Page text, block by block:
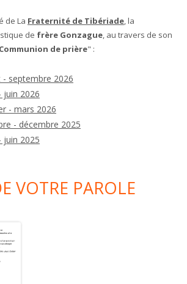
de La Fraternité de Tibériade , la
de frère Gonzague , au travers de son
Communion de prière" :
- septembre 2026
juin 2026
- mars 2026
- décembre 2025
juin 2025
VOTRE PAROLE